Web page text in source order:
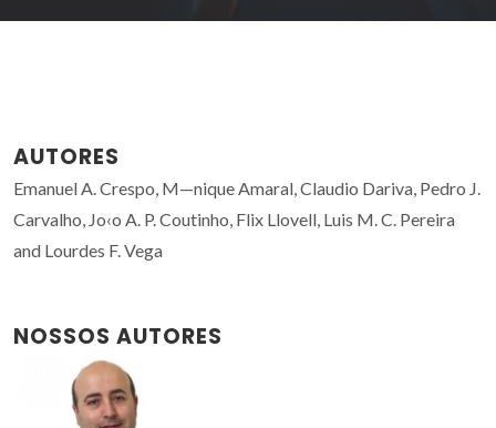
AUTORES
Emanuel A. Crespo, M—nique Amaral, Claudio Dariva, Pedro J.
Carvalho, Jo‹o A. P. Coutinho, Flix Llovell, Luis M. C. Pereira
and Lourdes F. Vega
NOSSOS AUTORES